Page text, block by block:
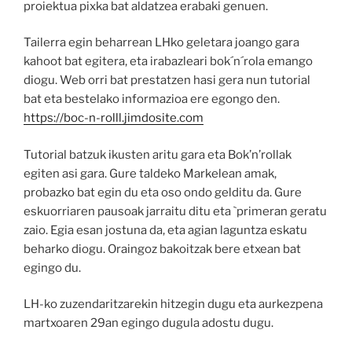
proiektua pixka bat aldatzea erabaki genuen.
Tailerra egin beharrean LHko geletara joango gara
kahoot bat egitera, eta irabazleari bok´n´rola emango
diogu. Web orri bat prestatzen hasi gera nun tutorial
bat eta bestelako informazioa ere egongo den.
https://boc-n-rolll.jimdosite.com
Tutorial batzuk ikusten aritu gara eta Bok’n’rollak
egiten asi gara. Gure taldeko Markelean amak,
probazko bat egin du eta oso ondo gelditu da. Gure
eskuorriaren pausoak jarraitu ditu eta `primeran geratu
zaio. Egia esan jostuna da, eta agian laguntza eskatu
beharko diogu. Oraingoz bakoitzak bere etxean bat
egingo du.
LH-ko zuzendaritzarekin hitzegin dugu eta aurkezpena
martxoaren 29an egingo dugula adostu dugu.